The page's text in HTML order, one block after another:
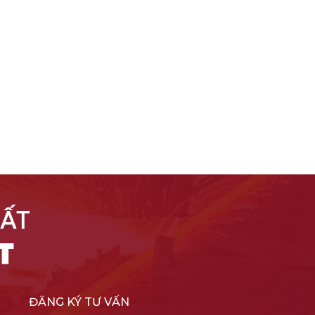
ĐĂNG KÝ TƯ VẤN